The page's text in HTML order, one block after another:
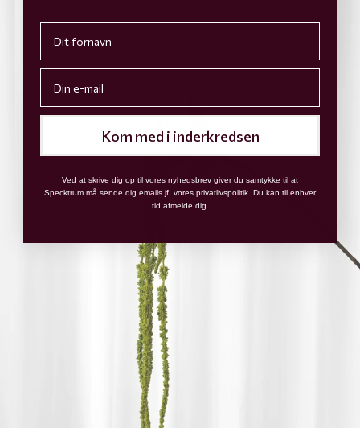
Kom med i inderkredsen
Ved at skrive dig op til vores nyhedsbrev giver du samtykke til at
Specktrum må sende dig emails jf. vores privatlivspolitik. Du kan til enhver
tid afmelde dig.